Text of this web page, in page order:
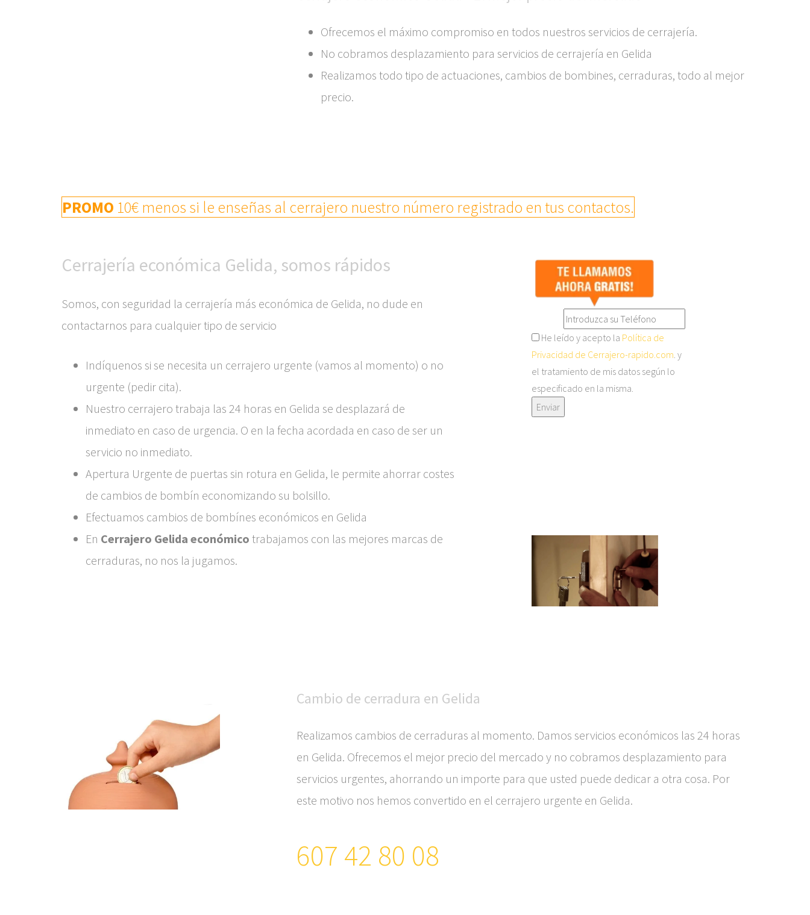
Ofrecemos el máximo compromiso en todos nuestros servicios de cerrajería.
No cobramos desplazamiento para servicios de cerrajería en Gelida
Realizamos todo tipo de actuaciones, cambios de bombines, cerraduras, todo al mejor
precio.
PROMO 10€ menos si le enseñas al cerrajero nuestro número registrado en tus contactos.
He leído y acepto la Política de
Privacidad de Cerrajero-rapido.com. y
el tratamiento de mis datos según lo
especificado en la misma.
Enviar
Cerrajería económica Gelida, somos rápidos
Somos, con seguridad la cerrajería más económica de Gelida, no dude en
contactarnos para cualquier tipo de servicio
Indíquenos si se necesita un cerrajero urgente (vamos al momento) o no
urgente (pedir cita).
Nuestro cerrajero trabaja las 24 horas en Gelida se desplazará de
inmediato en caso de urgencia. O en la fecha acordada en caso de ser un
servicio no inmediato.
Apertura Urgente de puertas sin rotura en Gelida, le permite ahorrar costes
de cambios de bombín economizando su bolsillo.
Efectuamos cambios de bombínes económicos en Gelida
En Cerrajero Gelida económico trabajamos con las mejores marcas de
cerraduras, no nos la jugamos.
Cambio de cerradura en Gelida
Realizamos cambios de cerraduras al momento. Damos servicios económicos las 24 horas
en Gelida. Ofrecemos el mejor precio del mercado y no cobramos desplazamiento para
servicios urgentes, ahorrando un importe para que usted puede dedicar a otra cosa. Por
este motivo nos hemos convertido en el cerrajero urgente en Gelida.
607 42 80 08